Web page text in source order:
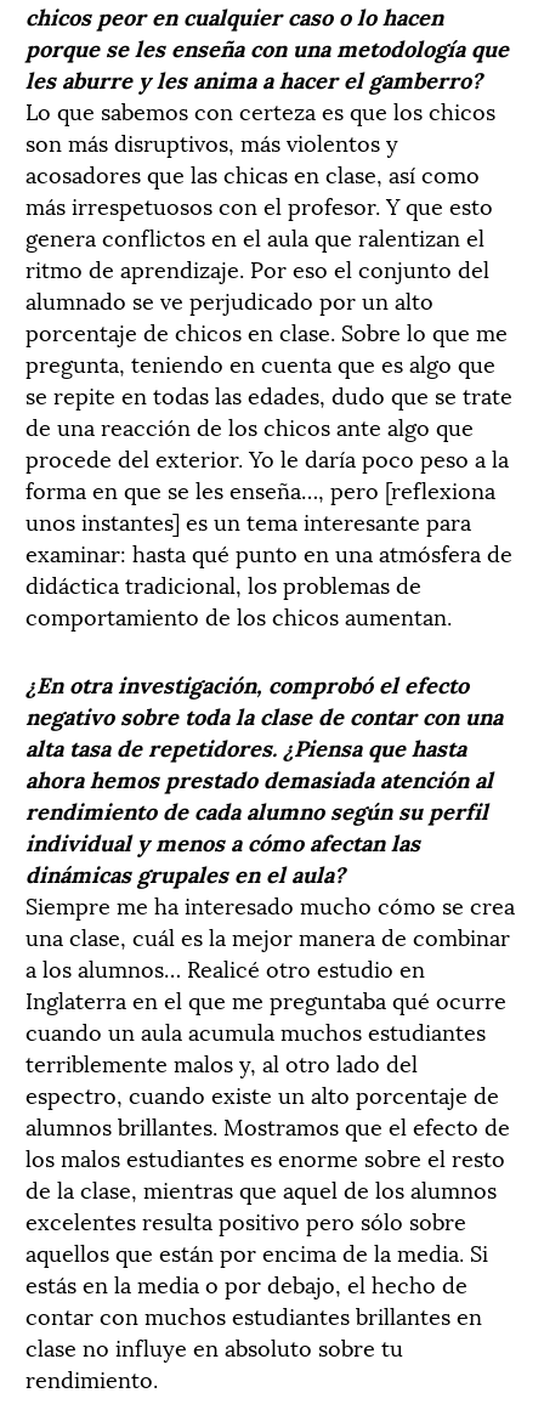
chicos peor en cualquier caso o lo hacen
porque se les enseña con una metodología que
les aburre y les anima a hacer el gamberro?
Lo que sabemos con certeza es que los chicos
son más disruptivos, más violentos y
acosadores que las chicas en clase, así como
más irrespetuosos con el profesor. Y que esto
genera conflictos en el aula que ralentizan el
ritmo de aprendizaje. Por eso el conjunto del
alumnado se ve perjudicado por un alto
porcentaje de chicos en clase. Sobre lo que me
pregunta, teniendo en cuenta que es algo que
se repite en todas las edades, dudo que se trate
de una reacción de los chicos ante algo que
procede del exterior. Yo le daría poco peso a la
forma en que se les enseña…, pero [reflexiona
unos instantes] es un tema interesante para
examinar: hasta qué punto en una atmósfera de
didáctica tradicional, los problemas de
comportamiento de los chicos aumentan.
¿En otra investigación, comprobó el efecto
negativo sobre toda la clase de contar con una
alta tasa de repetidores. ¿Piensa que hasta
ahora hemos prestado demasiada atención al
rendimiento de cada alumno según su perfil
individual y menos a cómo afectan las
dinámicas grupales en el aula?
Siempre me ha interesado mucho cómo se crea
una clase, cuál es la mejor manera de combinar
a los alumnos… Realicé otro estudio en
Inglaterra en el que me preguntaba qué ocurre
cuando un aula acumula muchos estudiantes
terriblemente malos y, al otro lado del
espectro, cuando existe un alto porcentaje de
alumnos brillantes. Mostramos que el efecto de
los malos estudiantes es enorme sobre el resto
de la clase, mientras que aquel de los alumnos
excelentes resulta positivo pero sólo sobre
aquellos que están por encima de la media. Si
estás en la media o por debajo, el hecho de
contar con muchos estudiantes brillantes en
clase no influye en absoluto sobre tu
rendimiento.